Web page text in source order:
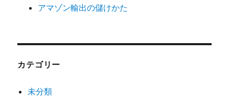
アマゾン輸出の儲けかた
カテゴリー
未分類